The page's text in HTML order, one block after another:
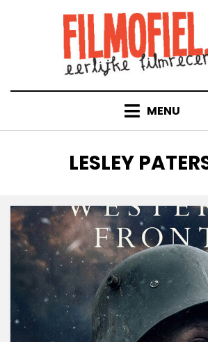
MENU
TAG
:
LESLEY